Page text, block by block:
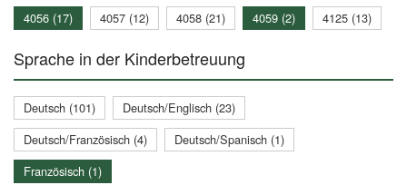
4056 (17)
4057 (12) 4058 (21) 4059 (2) 4125 (13)
Sprache in der Kinderbetreuung
Deutsch (101)
Deutsch/Englisch (23)
Deutsch/Französisch (4)
Deutsch/Spanisch (1)
Französisch (1)